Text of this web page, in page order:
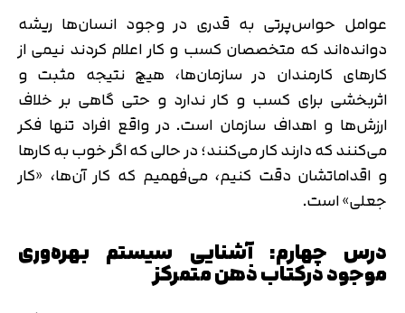
عوامل حواس‌پرتی به قدری در وجود انسان‌ها ریشه
دوانده‌اند که متخصصان کسب و کار اعلام کردند نیمی از
کارهای کارمندان در سازمان‌ها، هیچ نتیجه مثبت و
اثربخشی برای کسب و کار ندارد و حتی گاهی بر خلاف
ارزش‌ها و اهداف سازمان است. در واقع افراد تنها فکر
می‌کنند که دارند کار می‌کنند؛ در حالی که اگر خوب به کارها
و اقداماتشان دقت کنیم، می‌فهمیم که کار آن‌ها، «کار
جعلی» است.
درس چهارم: آشنایی سیستم بهره‌وری
موجود درکتاب ذهن متمرکز